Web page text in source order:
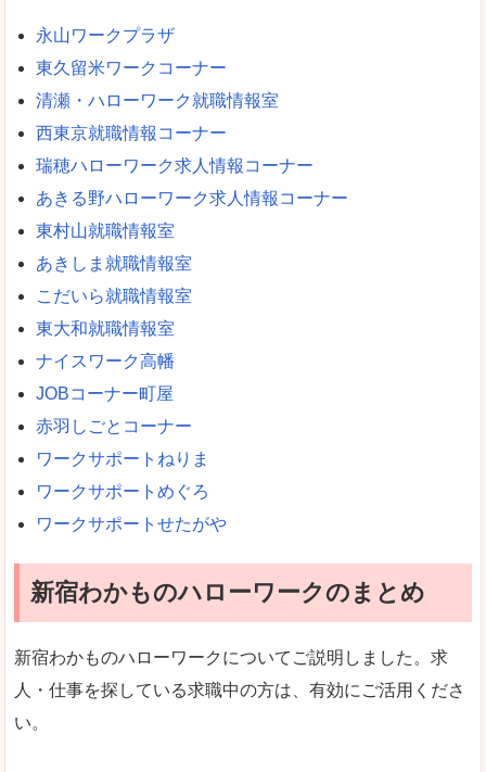
永山ワークプラザ
東久留米ワークコーナー
清瀬・ハローワーク就職情報室
西東京就職情報コーナー
瑞穂ハローワーク求人情報コーナー
あきる野ハローワーク求人情報コーナー
東村山就職情報室
あきしま就職情報室
こだいら就職情報室
東大和就職情報室
ナイスワーク高幡
JOBコーナー町屋
赤羽しごとコーナー
ワークサポートねりま
ワークサポートめぐろ
ワークサポートせたがや
新宿わかものハローワークのまとめ
新宿わかものハローワークについてご説明しました。求
人・仕事を探している求職中の方は、有効にご活用くださ
い。